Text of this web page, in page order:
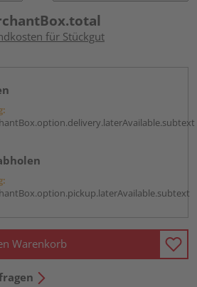
für Stückgut
Warenkorb